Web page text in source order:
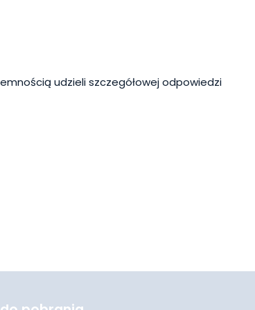
udzieli szczegółowej odpowiedzi